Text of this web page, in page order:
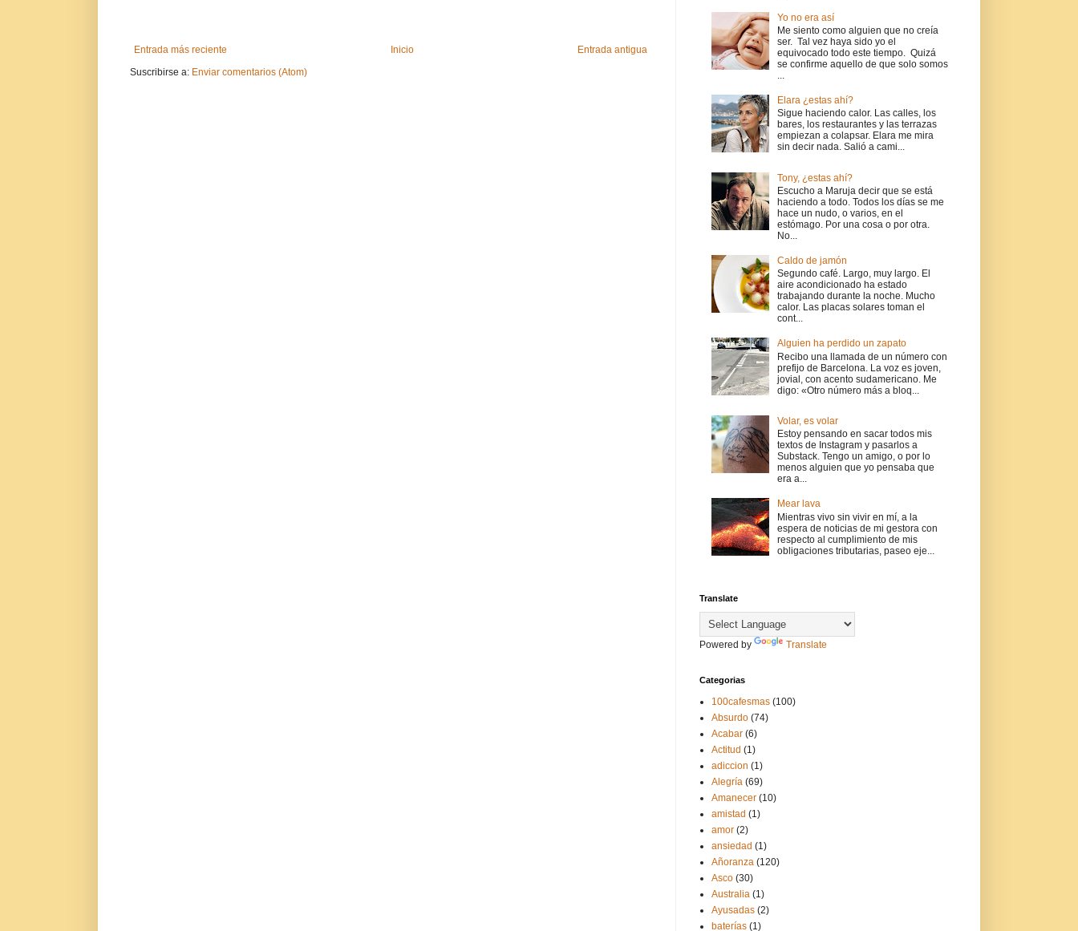
Entrada más reciente Entrada antigua
Inicio
Suscribirse a: Enviar comentarios (Atom)
Yo no era así
Me siento como alguien que no creía
ser. Tal vez haya sido yo el
equivocado todo este tiempo. Quizá
se confirme aquello de que solo somos
...
Elara ¿estas ahí?
Sigue haciendo calor. Las calles, los
bares, los restaurantes y las terrazas
empiezan a colapsar. Elara me mira
sin decir nada. Salió a cami...
Tony, ¿estas ahí?
Escucho a Maruja decir que se está
haciendo a todo. Todos los días se me
hace un nudo, o varios, en el
estómago. Por una cosa o por otra.
No...
Caldo de jamón
Segundo café. Largo, muy largo. El
aire acondicionado ha estado
trabajando durante la noche. Mucho
calor. Las placas solares toman el
cont...
Alguien ha perdido un zapato
Recibo una llamada de un número con
prefijo de Barcelona. La voz es joven,
jovial, con acento sudamericano. Me
digo: «Otro número más a bloq...
Volar, es volar
Estoy pensando en sacar todos mis
textos de Instagram y pasarlos a
Substack. Tengo un amigo, o por lo
menos alguien que yo pensaba que
era a...
Mear lava
Mientras vivo sin vivir en mí, a la
espera de noticias de mi gestora con
respecto al cumplimiento de mis
obligaciones tributarias, paseo eje...
Translate
Powered by Translate
Categorias
100cafesmas (100)
Absurdo (74)
Acabar (6)
Actitud (1)
adiccion (1)
Alegría (69)
Amanecer (10)
amistad (1)
amor (2)
ansiedad (1)
Añoranza (120)
Asco (30)
Australia (1)
Ayusadas (2)
baterías (1)